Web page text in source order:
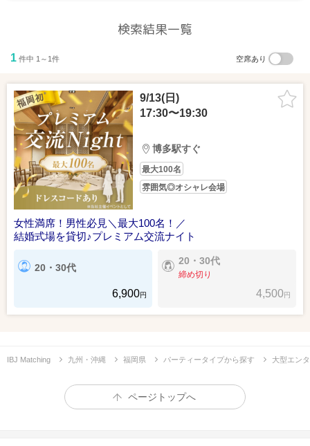
検索結果一覧
1 件中 1～1件 空席あり
9/13(日)
17:30〜19:30
博多駅すぐ
最大100名
雰囲気◎オシャレ会場
女性満席！男性必見＼最大100名！／
結婚式場を貸切♪プレミアム交流ナイト
20・30代
6,900円
20・30代
締め切り
4,500円
IBJ Matching 九州・沖縄 福岡県 パーティータイプから探す 大型エン
ページトップへ